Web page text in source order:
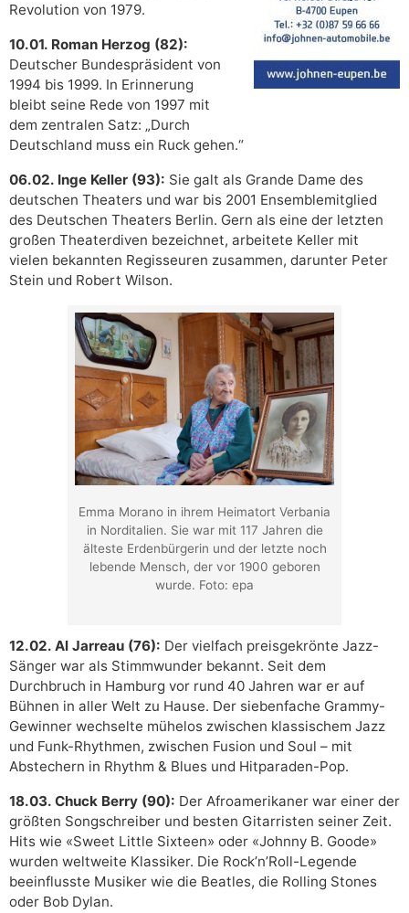
Revolution von 1979.
10.01. Roman Herzog (82):
Deutscher Bundespräsident von
1994 bis 1999. In Erinnerung
bleibt seine Rede von 1997 mit
dem zentralen Satz: „Durch
Deutschland muss ein Ruck gehen.“
06.02. Inge Keller (93): Sie galt als Grande Dame des
deutschen Theaters und war bis 2001 Ensemblemitglied
des Deutschen Theaters Berlin. Gern als eine der letzten
großen Theaterdiven bezeichnet, arbeitete Keller mit
vielen bekannten Regisseuren zusammen, darunter Peter
Stein und Robert Wilson.
Emma Morano in ihrem Heimatort Verbania
in Norditalien. Sie war mit 117 Jahren die
älteste Erdenbürgerin und der letzte noch
lebende Mensch, der vor 1900 geboren
wurde. Foto: epa
12.02. Al Jarreau (76): Der vielfach preisgekrönte Jazz-
Sänger war als Stimmwunder bekannt. Seit dem
Durchbruch in Hamburg vor rund 40 Jahren war er auf
Bühnen in aller Welt zu Hause. Der siebenfache Grammy-
Gewinner wechselte mühelos zwischen klassischem Jazz
und Funk-Rhythmen, zwischen Fusion und Soul – mit
Abstechern in Rhythm & Blues und Hitparaden-Pop.
18.03. Chuck Berry (90): Der Afroamerikaner war einer der
größten Songschreiber und besten Gitarristen seiner Zeit.
Hits wie «Sweet Little Sixteen» oder «Johnny B. Goode»
wurden weltweite Klassiker. Die Rock’n’Roll-Legende
beeinflusste Musiker wie die Beatles, die Rolling Stones
oder Bob Dylan.